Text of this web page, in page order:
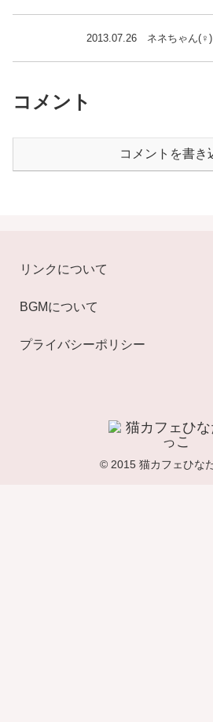
2013.07.26 ネネちゃん(♀)
コメント
コメントを書き
リンクについて
BGMについて
プライバシーポリシー
© 2015 猫カフェひな